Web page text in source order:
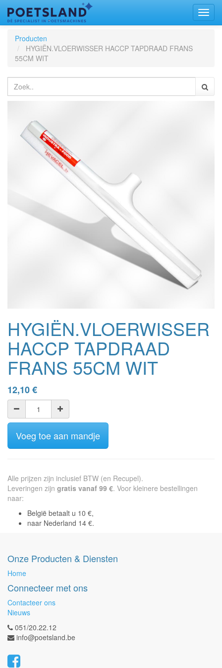
Producten
HYGIËN.VLOERWISSER HACCP TAPDRAAD FRANS
55CM WIT
HYGIËN.VLOERWISSER
HACCP TAPDRAAD
FRANS 55CM WIT
12,10€
Voeg toe aan mandje
Alle prijzen zijn inclusief BTW (en Recupel).
Leveringen zijn gratis vanaf 99 €. Voor kleinere bestellingen
naar:
België betaalt u 10 €,
naar Nederland 14 €.
Onze Producten & Diensten
Home
Connecteer met ons
Contacteer ons
Nieuws
051/20.22.12
info@poetsland.be